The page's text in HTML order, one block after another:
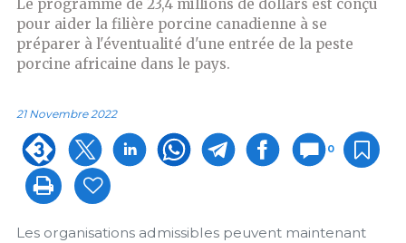
Le programme de 23,4 millions de dollars est conçu
pour aider la filière porcine canadienne à se
préparer à l'éventualité d'une entrée de la peste
porcine africaine dans le pays.
21 Novembre 2022
0
Les organisations admissibles peuvent maintenant